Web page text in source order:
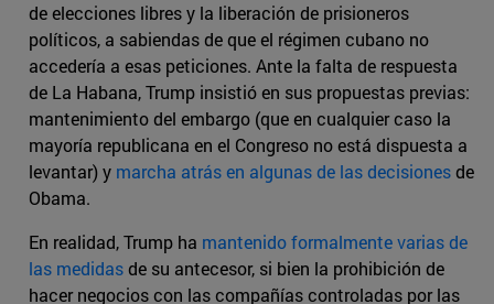
de elecciones libres y la liberación de prisioneros
políticos, a sabiendas de que el régimen cubano no
accedería a esas peticiones. Ante la falta de respuesta
de La Habana, Trump insistió en sus propuestas previas:
mantenimiento del embargo (que en cualquier caso la
mayoría republicana en el Congreso no está dispuesta a
levantar) y marcha atrás en algunas de las decisionesde
Obama.
En realidad, Trump ha mantenido formalmente varias de
las medidasde su antecesor, si bien la prohibición de
hacer negocios con las compañías controladas por las